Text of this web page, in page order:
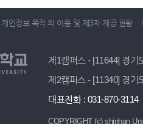
개인정보 목적 외 이용 및 제3자 제공 현황
제1캠퍼스 - [11644] 경기
제2캠퍼스 - [11340] 경기
대표전화 : 031-870-3114
COPYRIGHT (c) shinhan